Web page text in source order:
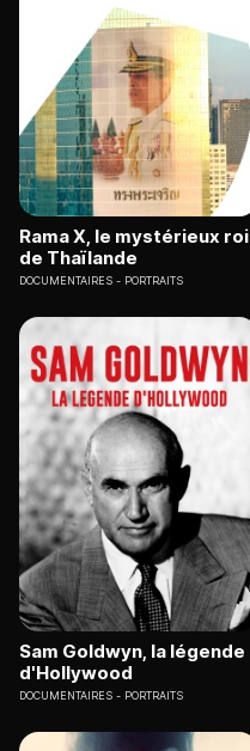
Rama X, le mystérieux roi
de Thaïlande
DOCUMENTAIRES PORTRAITS
Sam Goldwyn, la légende
d'Hollywood
DOCUMENTAIRES PORTRAITS